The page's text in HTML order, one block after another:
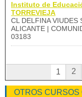
Instituto de
TORREVIEJA
CL DELFINA VIUDES
ALICANTE |
03183
1 2
OTROS